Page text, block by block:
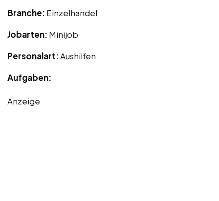
Branche: Einzelhandel
Jobarten: Minijob
Personalart:Aushilfen
Aufgaben:
Anzeige